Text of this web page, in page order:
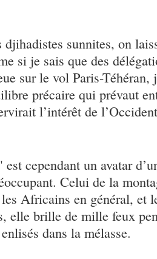
djihadistes sunnites, on
si je sais que des
sur le vol Paris-Téhéran,
précaire qui prévaut
l’intérêt de
cependant un avatar
Celui de la
Africains en général, et
elle brille de mille feux
dans la mélasse.